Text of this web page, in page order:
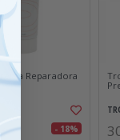
Reparadora
- 18%